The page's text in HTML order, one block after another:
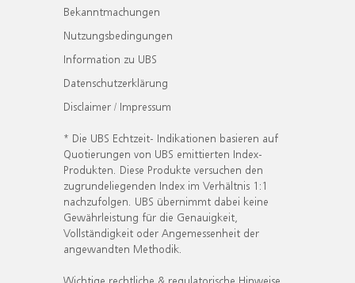
Bekanntmachungen
Nutzungsbedingungen
Information zu UBS
Datenschutzerklärung
Disclaimer / Impressum
* Die UBS Echtzeit- Indikationen basieren auf
Quotierungen von UBS emittierten Index-
Produkten. Diese Produkte versuchen den
zugrundeliegenden Index im Verhältnis 1:1
nachzufolgen. UBS übernimmt dabei keine
Gewährleistung für die Genauigkeit,
Vollständigkeit oder Angemessenheit der
angewandten Methodik.